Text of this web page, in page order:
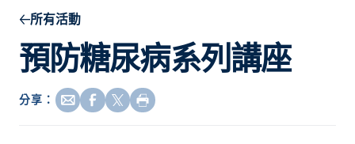
所有活動
預防糖尿病系列講座
分享：